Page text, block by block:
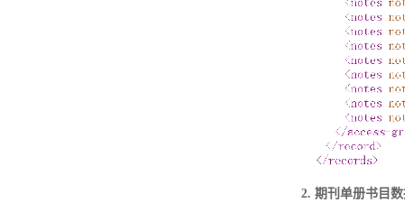
2. 期刊单册书目